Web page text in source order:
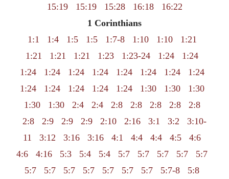
15:19
15:19 15:28 16:18
16:22
1 Corinthians
1:1
1:4 1:5 1:5 1:7-8 1:10 1:10
1:21
1:21
1:21 1:21 1:23 1:23-24 1:24
1:24
1:24
1:24 1:24 1:24 1:24 1:24 1:24
1:24
1:24
1:24 1:24 1:24 1:24 1:30 1:30
1:30
1:30
1:30 2:4 2:4 2:8 2:8 2:8 2:8
2:8
2:8
2:9 2:9 2:9 2:10 2:16 3:1 3:2
3:10-
11
3:12 3:16 3:16 4:1 4:4 4:4 4:5
4:6
4:6
4:16 5:3 5:4 5:4 5:7 5:7 5:7 5:7
5:7
5:7
5:7 5:7 5:7 5:7 5:7 5:7 5:7-8
5:8